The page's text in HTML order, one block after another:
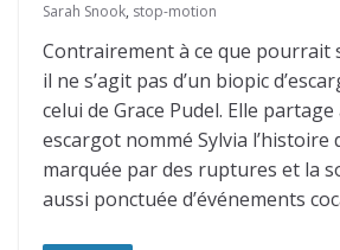
Sarah Snook, stop-motion
Contrairement à ce que pourrait
il ne s’agit pas d’un biopic
celui de Grace Pudel. Elle partage
escargot nommé Sylvia l’histoire
marquée par des ruptures et la
aussi ponctuée d’événements